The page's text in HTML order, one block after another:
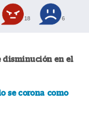
18 6
disminución en el
se corona como